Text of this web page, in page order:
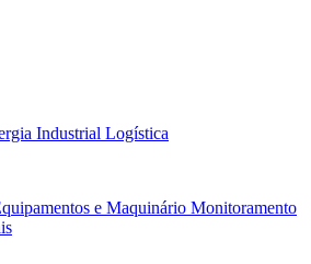
Industrial Logística
e Maquinário Monitoramento